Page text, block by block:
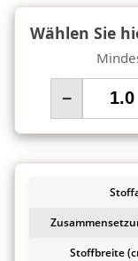
Wählen Sie
−
Stoffbreite